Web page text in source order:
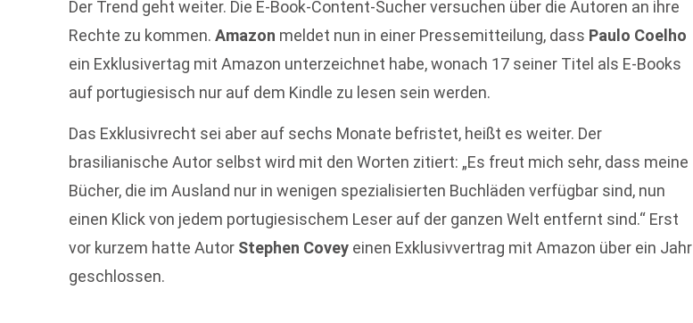
Der Trend geht weiter. Die E-Book-Content-Sucher versuchen über die Autoren an ihre
Rechte zu kommen.Amazon meldet nun in einer Pressemitteilung, dass Paulo Coelho
ein Exklusivertag mit Amazon unterzeichnet habe, wonach 17 seiner Titel als E-Books
auf portugiesisch nur auf dem Kindle zu lesen sein werden.
Das Exklusivrecht sei aber auf sechs Monate befristet, heißt es weiter. Der
brasilianische Autor selbst wird mit den Worten zitiert: „Es freut mich sehr, dass meine
Bücher, die im Ausland nur in wenigen spezialisierten Buchläden verfügbar sind, nun
einen Klick von jedem portugiesischem Leser auf der ganzen Welt entfernt sind.“ Erst
vor kurzem hatte Autor Stephen Covey einen Exklusivvertrag mit Amazon über ein Jahr
geschlossen.